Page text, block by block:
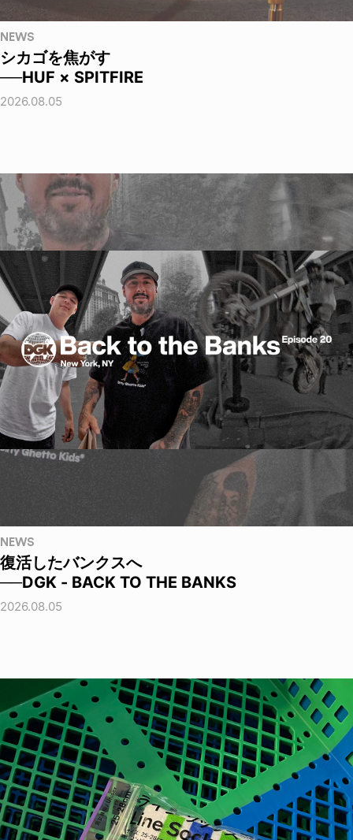
NEWS
シカゴを焦がす
──HUF × SPITFIRE
2026.08.05
NEWS
復活したバンクスへ
──DGK - BACK TO THE BANKS
2026.08.05